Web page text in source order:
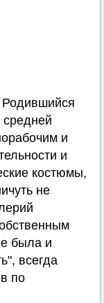
Родившийся
и
и
костюмы,
не
была и
всегда
по